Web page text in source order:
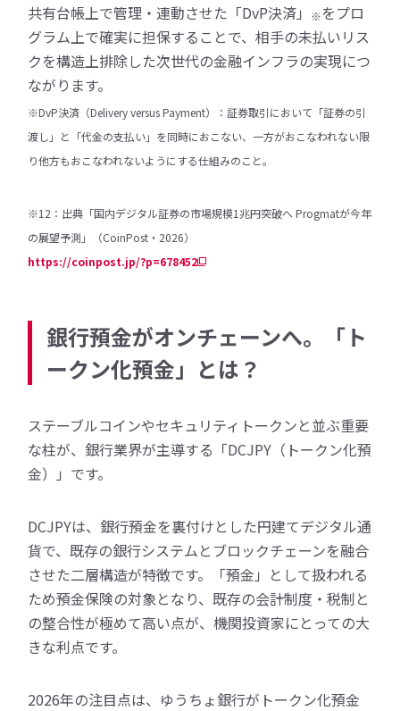
共有台帳上で管理・連動させた「DvP決済」
※をプロ
グラム上で確実に担保することで、相手の未払いリス
クを構造上排除した次世代の金融インフラの実現につ
ながります。
※DvP決済（Delivery versus Payment）：証券取引において「証券の引
渡し」と「代金の支払い」を同時におこない、一方がおこなわれない限
り他方もおこなわれないようにする仕組みのこと。
※12：出典「国内デジタル証券の市場規模1兆円突破へ Progmatが今年
の展望予測」（CoinPost・2026）
https://coinpost.jp/?p=678452
銀行預金がオンチェーンへ。「ト
ークン化預金」とは？
ステーブルコインやセキュリティトークンと並ぶ重要
な柱が、銀行業界が主導する「DCJPY（トークン化預
金）」です。
DCJPYは、銀行預金を裏付けとした円建てデジタル通
貨で、既存の銀行システムとブロックチェーンを融合
させた二層構造が特徴です。「預金」として扱われる
ため預金保険の対象となり、既存の会計制度・税制と
の整合性が極めて高い点が、機関投資家にとっての大
きな利点です。
2026年の注目点は、ゆうちょ銀行がトークン化預金